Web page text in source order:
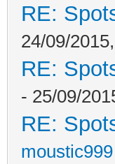
RE:
24/09/
RE:
- 25/09/
RE:
moustic999